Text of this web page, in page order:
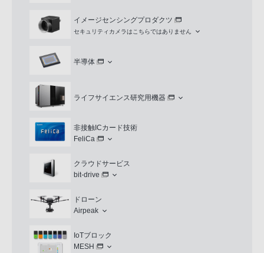
イメージセンシングプロダクツ
セキュリティカメラはこちらではありません
半導体
ライフサイエンス研究用機器
非接触ICカード技術
FeliCa
クラウドサービス
bit-drive
ドローン
Airpeak
IoTブロック
MESH